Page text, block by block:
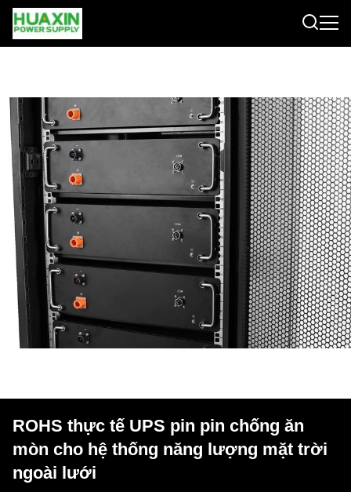
ROHS thực tế UPS pin pin chống ăn
mòn cho hệ thống năng lượng mặt trời
ngoài lưới